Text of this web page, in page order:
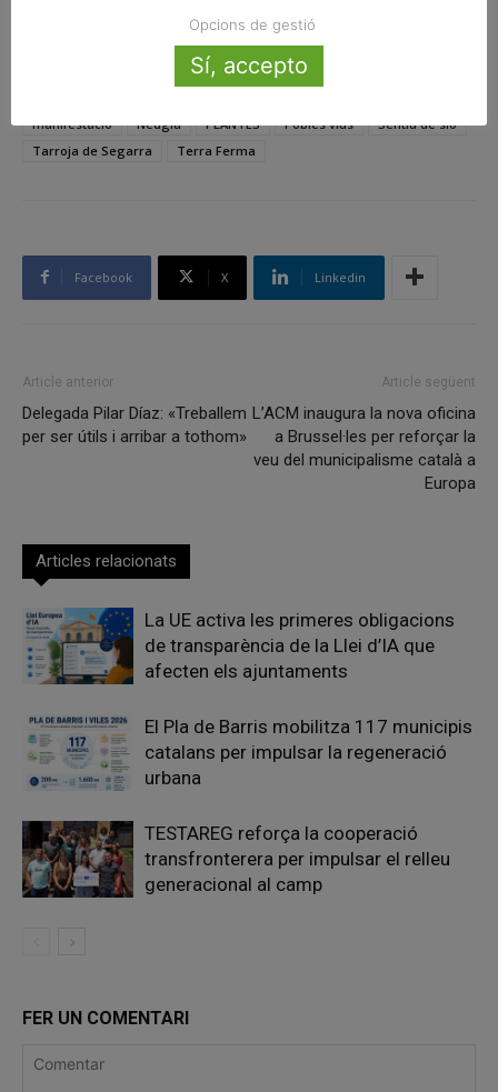
manifestació
Nedgia PLANTES Pobles vius
Sentiu de sió
Tarroja de Segarra
Terra Ferma
Facebook X Linkedin
Article anterior
Delegada Pilar Díaz: «Treballem
per ser útils i arribar a tothom»
Article següent
L’ACM inaugura la nova oficina
a Brussel·les per reforçar la
veu del municipalisme català a
Europa
Articles relacionats
La UE activa les primeres obligacions
de transparència de la Llei d’IA que
afecten els ajuntaments
El Pla de Barris mobilitza 117 municipis
catalans per impulsar la regeneració
urbana
TESTAREG reforça la cooperació
transfronterera per impulsar el relleu
generacional al camp
FER UN COMENTARI
Opcions de gestió
Sí, accepto